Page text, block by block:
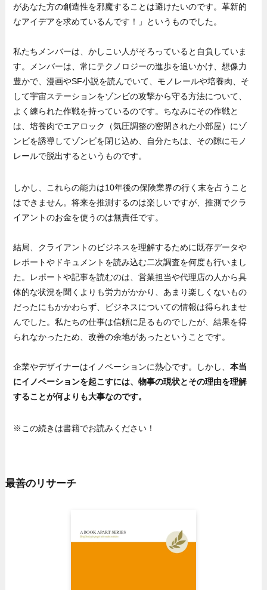
があなた方の創造性を邪魔することは避けたいのです。革新的
なアイデアを求めているんです！」というものでした。
私たちメンバーは、かしこい人がそろっていると自負していま
す。メンバーは、常にテクノロジーの進歩を追いかけ、想像力
豊かで、漫画やSF小説を読んでいて、モノレールや培養肉、そ
して宇宙ステーションをゾンビの攻撃から守る方法について、
よく練られた作戦を持っているのです。ちなみにその作戦と
は、培養肉でエアロック（気圧調整の密閉された小部屋）にゾ
ンビを誘導してゾンビを閉じ込め、自分たちは、その隙にモノ
レールで脱出するというものです。
しかし、これらの能力は10年後の保険業界の行く末を占うこと
はできません。将来を推測するのは楽しいですが、推測でクラ
イアントのお金を使うのは無責任です。
結局、クライアントのビジネスを理解するために既存データや
レポートやドキュメントを読み込む二次調査を何度も行いまし
た。レポートや記事を読むのは、営業担当や代理店の人から具
体的な状況を聞くよりも労力がかかり、あまり楽しくないもの
だったにもかかわらず、ビジネスについての情報は得られませ
んでした。私たちの仕事は信頼に足るものでしたが、結果を得
られなかったため、改善の余地があったということです。
企業やデザイナーはイノベーションに熱心です。しかし、本当
にイノベーションを起こすには、物事の現状とその理由を理解
することが何よりも大事なのです。
※この続きは書籍でお読みください！
最善のリサーチ